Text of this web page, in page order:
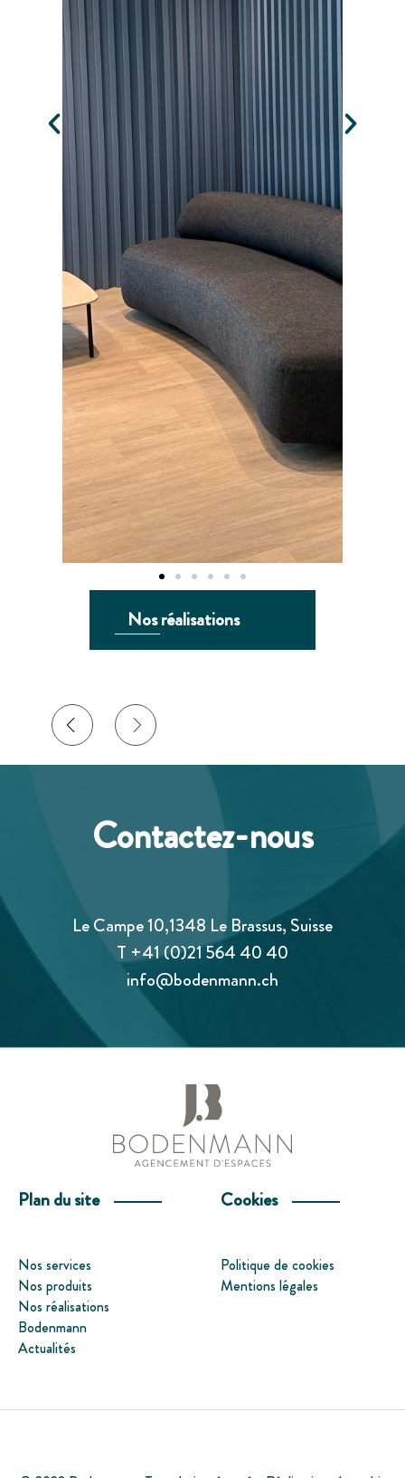
Nos réalisations
Contactez-nous
Le Campe 10,1348 Le Brassus, Suisse
T +41 (0)21 564 40 40
info@bodenmann.ch
Plan du site
Nos services
Nos produits
Nos réalisations
Bodenmann
Actualités
Cookies
Politique de cookies
Mentions légales